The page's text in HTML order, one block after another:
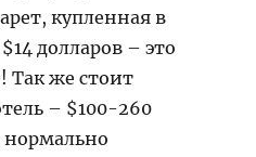
купленная в
долларов – это
Так же стоит
– $100-260
нормально